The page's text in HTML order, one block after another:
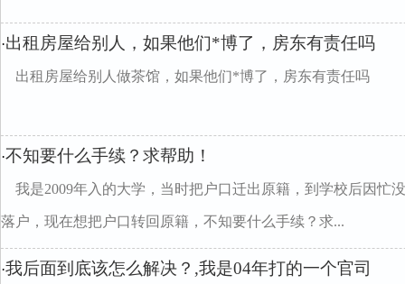
·出租房屋给别人，如果他们*博了，房东有责任吗
出租房屋给别人做茶馆，如果他们*博了，房东有责任吗
·不知要什么手续？求帮助！
我是2009年入的大学，当时把户口迁出原籍，到学校后因忙
落户，现在想把户口转回原籍，不知要什么手续？求...
·我后面到底该怎么解决？,我是04年打的一个官司